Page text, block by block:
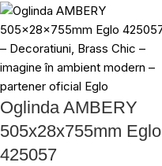
Oglinda AMBERY
505x28x755mm Eglo
425057